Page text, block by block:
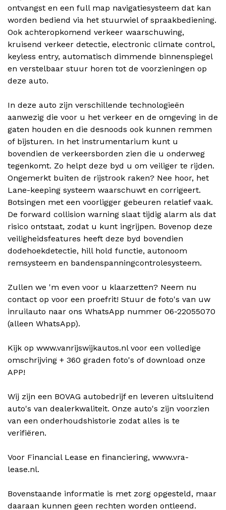
ontvangst en een full map navigatiesysteem dat kan
worden bediend via het stuurwiel of spraakbediening.
Ook achteropkomend verkeer waarschuwing,
kruisend verkeer detectie, electronic climate control,
keyless entry, automatisch dimmende binnenspiegel
en verstelbaar stuur horen tot de voorzieningen op
deze auto.
In deze auto zijn verschillende technologieën
aanwezig die voor u het verkeer en de omgeving in de
gaten houden en die desnoods ook kunnen remmen
of bijsturen. In het instrumentarium kunt u
bovendien de verkeersborden zien die u onderweg
tegenkomt. Zo helpt deze byd u om veiliger te rijden.
Ongemerkt buiten de rijstrook raken? Nee hoor, het
Lane-keeping systeem waarschuwt en corrigeert.
Botsingen met een voorligger gebeuren relatief vaak.
De forward collision warning slaat tijdig alarm als dat
risico ontstaat, zodat u kunt ingrijpen. Bovenop deze
veiligheidsfeatures heeft deze byd bovendien
dodehoekdetectie, hill hold functie, autonoom
remsysteem en bandenspanningcontrolesysteem.
Zullen we 'm even voor u klaarzetten? Neem nu
contact op voor een proefrit! Stuur de foto's van uw
inruilauto naar ons WhatsApp nummer 06-22055070
(alleen WhatsApp).
Kijk op www.vanrijswijkautos.nl voor een volledige
omschrijving + 360 graden foto's of download onze
APP!
Wij zijn een BOVAG autobedrijf en leveren uitsluitend
auto's van dealerkwaliteit. Onze auto's zijn voorzien
van een onderhoudshistorie zodat alles is te
verifiëren.
Voor Financial Lease en financiering, www.vra-
lease.nl.
Bovenstaande informatie is met zorg opgesteld, maar
daaraan kunnen geen rechten worden ontleend.